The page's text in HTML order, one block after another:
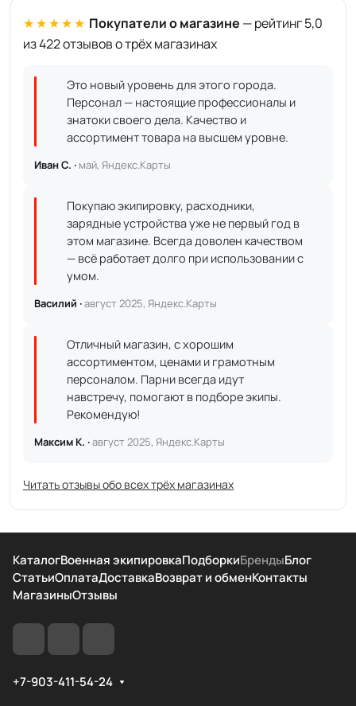
★★★★★ Покупатели о магазине — рейтинг 5,0
из 422 отзывов о трёх магазинах
Это новый уровень для этого города.
Персонал — настоящие профессионалы и
знатоки своего дела. Качество и
ассортимент товара на высшем уровне.
Иван С. · май, Яндекс.Карты
Покупаю экипировку, расходники,
зарядные устройства уже не первый год в
этом магазине. Всегда доволен качеством
— всё работает долго при использовании с
умом.
Василий ·август 2025, Яндекс.Карты
Отличный магазин, с хорошим
ассортиментом, ценами и грамотным
персоналом. Парни всегда идут
навстречу, помогают в подборе экипы.
Рекомендую!
Максим К. ·август 2025, Яндекс.Карты
Читать отзывы обо всех трёх магазинах
КаталогВоенная экипировкаПодборкиБрендыБлог
СтатьиОплатаДоставкаВозврат и обменКонтакты
МагазиныОтзывы
+7-903-411-54-24